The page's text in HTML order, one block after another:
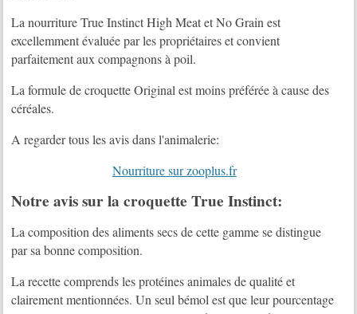
La nourriture True Instinct High Meat et No Grain est
excellemment évaluée par les propriétaires et convient
parfaitement aux compagnons à poil.
La formule de croquette Original est moins préférée à cause des
céréales.
A regarder tous les avis dans l'animalerie:
Nourriture sur zooplus.fr
Notre avis sur la croquette True Instinct:
La composition des aliments secs de cette gamme se distingue
par sa bonne composition.
La recette comprends les protéines animales de qualité et
clairement mentionnées. Un seul bémol est que leur pourcentage